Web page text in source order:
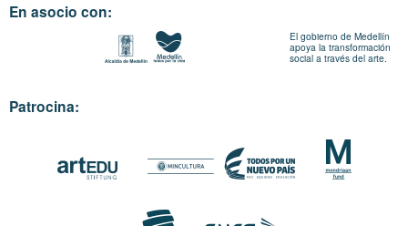
En asocio con:
El gobierno de Medellín
apoya la transformación
social a través del arte.
Patrocina: